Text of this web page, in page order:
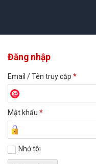
Đăng nhập
Email / Tên truy cập *
Mật khẩu *
Nhớ tôi